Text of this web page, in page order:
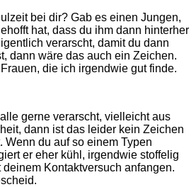
bei dir? Gab es einen Jungen,
hat, dass du ihm dann hinterher
verarscht, damit du dann
dann wäre das auch ein Zeichen.
die ich irgendwie gut finde.
gerne verarscht, vielleicht aus
dann ist das leider kein Zeichen
Wenn du auf so einem Typen
er eher kühl, irgendwie stoffelig
Kontaktversuch anfangen.